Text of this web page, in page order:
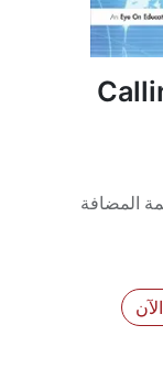
المضافة